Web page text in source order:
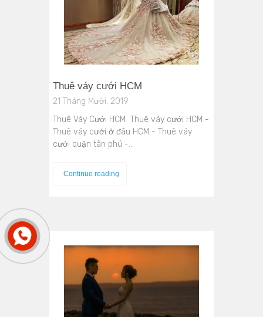
Thuê váy cưới HCM
21 Tháng Mười, 2019
Thuê Váy Cưới HCM Thuê váy cưới HCM -
Thuê váy cưới ở đâu HCM - Thuê váy
cưới quận tân phú -…
Continue reading